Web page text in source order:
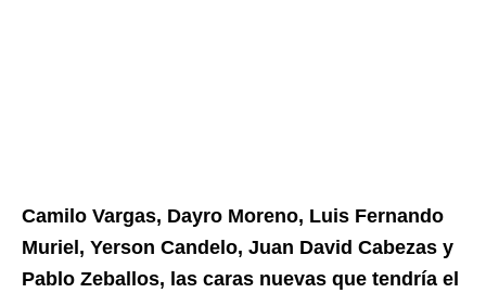
Camilo Vargas, Dayro Moreno, Luis Fernando
Muriel, Yerson Candelo, Juan David Cabezas y
Pablo Zeballos, las caras nuevas que tendría el